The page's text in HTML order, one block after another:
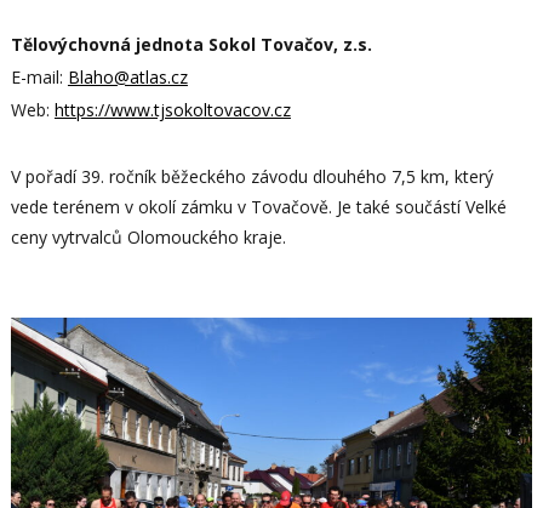
Tělovýchovná jednota Sokol Tovačov, z.s.
E-mail: Blaho@atlas.cz
Web: https://www.tjsokoltovacov.cz
V pořadí 39. ročník běžeckého závodu dlouhého 7,5 km, který
vede terénem v okolí zámku v Tovačově. Je také součástí Velké
ceny vytrvalců Olomouckého kraje.